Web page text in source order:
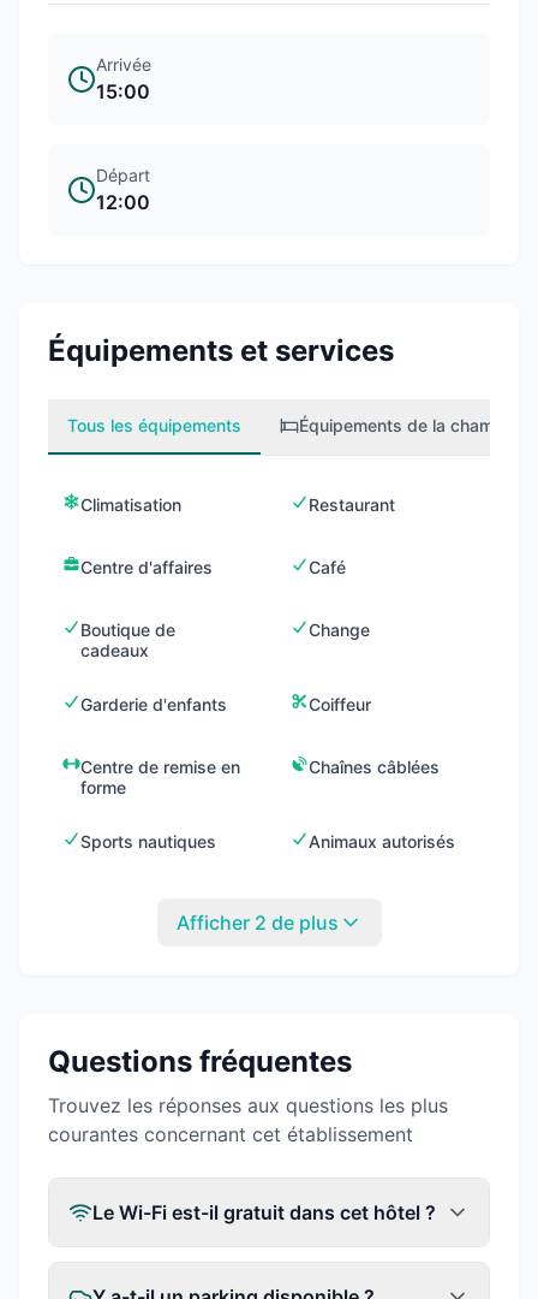
Arrivée
15:00
Départ
12:00
Équipements et services
Tous les équipements Équipements de la chambre
Climatisation Restaurant
Centre d'affaires Café
Boutique de
cadeaux
Change
Garderie d'enfants Coiffeur
Centre de remise en
forme
Chaînes câblées
Sports nautiques Animaux autorisés
Afficher 2 de plus
Questions fréquentes
Trouvez les réponses aux questions les plus
courantes concernant cet établissement
Le Wi-Fi est-il gratuit dans cet hôtel ?